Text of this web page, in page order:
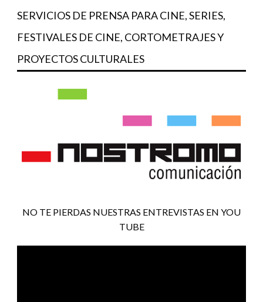
SERVICIOS DE PRENSA PARA CINE, SERIES,
FESTIVALES DE CINE, CORTOMETRAJES Y
PROYECTOS CULTURALES
NO TE PIERDAS NUESTRAS ENTREVISTAS EN YOU
TUBE